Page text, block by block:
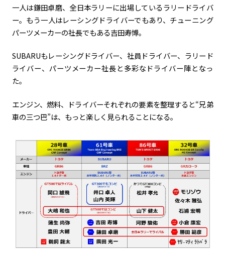
一人は鎌田卓磨、全日本ラリーに出場しているラリードライバ
ー。もう一人はレーシングドライバーでもあり、チューニング
パーツメーカーの社長でもある吉田寿博。
SUBARUもレーシングドライバー、社員ドライバー、ラリード
ライバー、パーツメーカー社長と多彩なドライバー陣となっ
た。
エンジン、燃料、ドライバーそれぞれの要素を整理すると“兄弟
車の三つ巴”は、もっと楽しく見られることになる。